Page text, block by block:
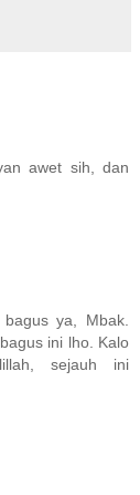
awet sih, dan
ya, Mbak.
ini lho. Kalo
sejauh ini